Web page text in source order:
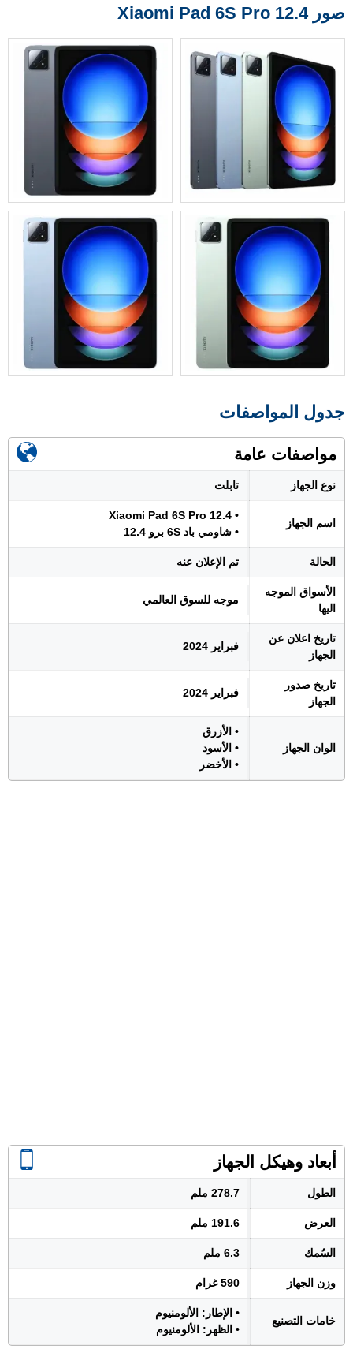
صور Xiaomi Pad 6S Pro 12.4
جدول المواصفات
مواصفات عامة
نوع الجهاز تابلت
اسم الجهاز
• Xiaomi Pad 6S Pro 12.4
• شاومي باد 6S برو 12.4
الحالة تم الإعلان عنه
الأسواق الموجه
اليها
موجه للسوق العالمي
تاريخ اعلان عن
الجهاز
فبراير 2024
تاريخ صدور
الجهاز
فبراير 2024
الوان الجهاز
• الأزرق
• الأسود
• الأخضر
أبعاد وهيكل الجهاز
الطول 278.7 ملم
العرض 191.6 ملم
السُمك 6.3 ملم
وزن الجهاز 590 غرام
خامات التصنيع
• الإطار: الألومنيوم
• الظهر: الألومنيوم